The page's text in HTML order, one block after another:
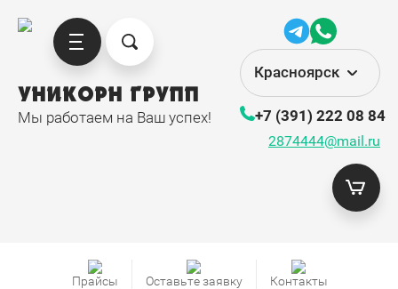
УНИКОРН ГРУПП
Мы работаем на Ваш успех!
Красноярск
+7 (391) 222 08 84
2874444@mail.ru
Прайсы Оставьте заявку Контакты